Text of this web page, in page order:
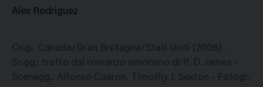
Alex Rodriguez
Orig.: Canada/Gran Bretagna/Stati Uniti (2006) -
Sogg.: tratto dal romanzo omonimo di P. D. James -
Scenegg.: Alfonso Cuaron, Timothy J. Sexton - Fotogr.